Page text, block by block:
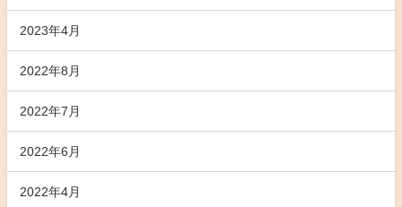
2023年4月
2022年8月
2022年7月
2022年6月
2022年4月